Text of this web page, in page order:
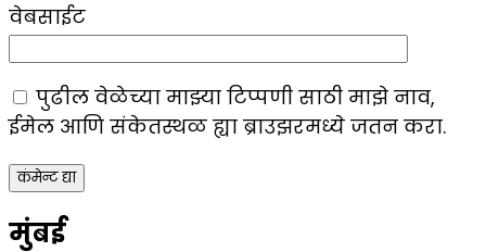
वेबसाईट
पुढील वेळेच्या माझ्या टिप्पणी साठी माझे नाव,
ईमेल आणि संकेतस्थळ ह्या ब्राउझरमध्ये जतन करा.
मुंबई